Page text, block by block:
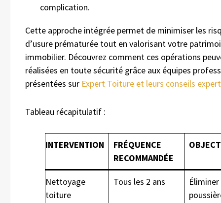
complication.
Cette approche intégrée permet de minimiser les
d’usure prématurée tout en valorisant votre
immobilier. Découvrez comment ces opérations
réalisées en toute sécurité grâce aux équipes
présentées sur Expert Toiture et leurs conseils
Tableau récapitulatif :
INTERVENTION
FRÉQUENCE
RECOMMANDÉE
Nettoyage
toiture
Tous les 2 ans